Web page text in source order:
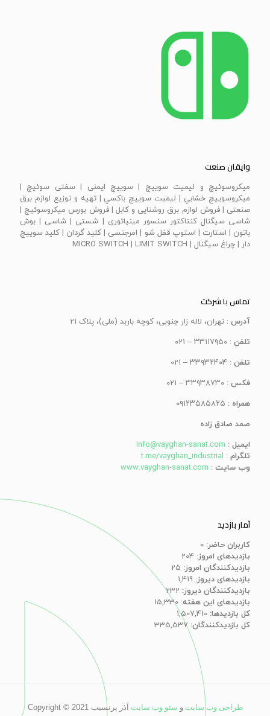
وایقان صنعت
ميكروسوئيچ و ليميت سوييچ | سویيچ ايمنی | سفتی سوئيچ |
ميكروسوييچ خشابي | ليميت سوييچ باكسي | تهیه و توزیع لوازم برق
صنعتی | فروش لوازم برق روشنایی و کابل | فروش بورس میکروسوئیچ |
شاسی سیگنال کنتاکتور سنسور مینیاتوری | شستی | شاسی | بوش
باتون | استارت | استوپ قفل شو | امرجنسی | كليد گردان | كليد سوييچ
دار | چراغ سيگنال | MICRO SWITCH | LIMIT SWITCH
تماس با شرکت
آدرس : تهران، لاله زار جنوبی، کوچه باربد (ملی)، پلاک 21
تلفن : ۳۳۱۱۷۹۵۰ – 021
تلفن : ۳۳۹۳۲۴۰۴ – 021
فکس : ۳۳۹۳۸۷۳۰ – 021
همراه : ۰۹۱۲۳۵۸۵۸۲۵
صمد صادق زاده
ایمیل :
info@vayghan-sanat.com
تلگرام :
t.me/vayghan_industrial
وب سایت :
www.vayghan-sanat.com
آمار بازدید
کاربران حاضر: 0
بازدیدهای امروز: 204
بازدیدکنندگان امروز: 25
بازدیدهای دیروز: 1,419
بازدیدکنندگان دیروز: 232
بازدیدهای این هفته: 15,330
کل بازدیدها: 1,507,410
کل بازدیدکنند‌گان: 335,537
طراحی وب سایت و سئو وب سایت آذر پرنسیب Copyright © 2021